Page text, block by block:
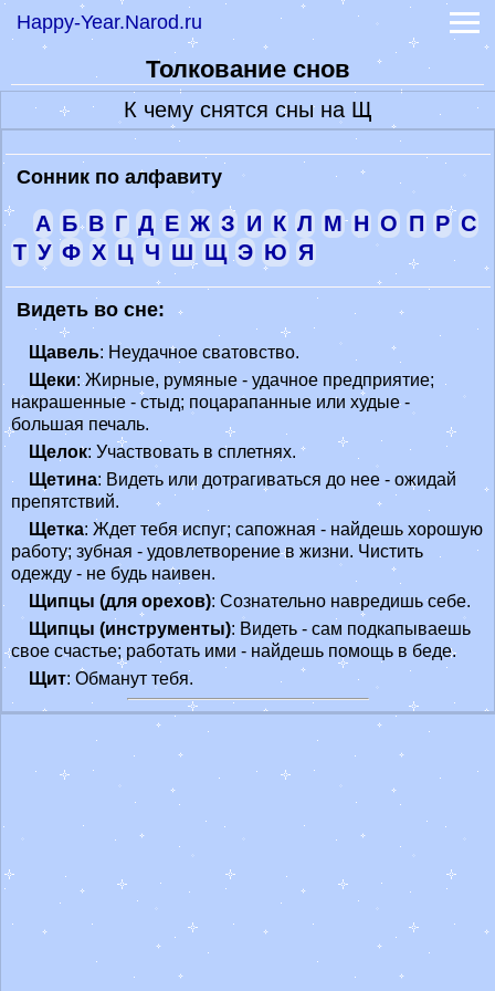
Толкование снов
К чему снятся сны на Щ
Сонник по алфавиту
А Б В Г Д Е Ж З И К Л М Н О П Р С
Т У Ф Х Ц Ч Ш Щ Э Ю Я
Видеть во сне:
Щавель: Неудачное сватовство.
Щеки: Жирные, румяные - удачное предприятие;
накрашенные - стыд; поцарапанные или худые -
большая печаль.
Щелок: Участвовать в сплетнях.
Щетина: Видеть или дотрагиваться до нее - ожидай
препятствий.
Щетка: Ждет тебя испуг; сапожная - найдешь хорошую
работу; зубная - удовлетворение в жизни. Чистить
одежду - не будь наивен.
Щипцы (для орехов): Сознательно навредишь себе.
Щипцы (инструменты): Видеть - сам подкапываешь
свое счастье; работать ими - найдешь помощь в беде.
Щит: Обманут тебя.
Happy-Year.Narod.ruЛунный календарь 2022
Гадание онлайн
Книга судеб
-Книга перемен
-
Гадание на рунах
Самые точные гадания
Гороскопы
-Гороскоп на 2022 год
- Лунный гороскоп Глоба
Праздники 2023
Признание в любви
Обои Заставки Фото